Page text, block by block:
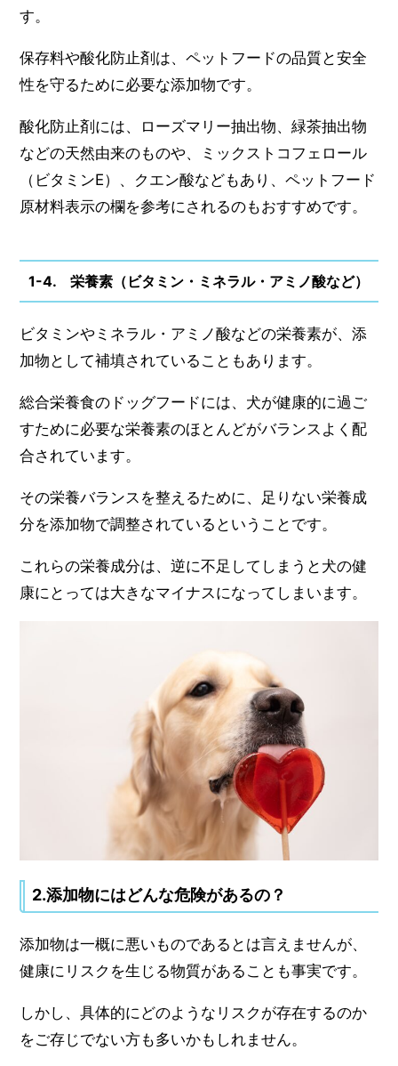
す。
保存料や酸化防止剤は、ペットフードの品質と安全
性を守るために必要な添加物です。
酸化防止剤には、ローズマリー抽出物、緑茶抽出物
などの天然由来のものや、ミックストコフェロール
（ビタミンE）、クエン酸などもあり、ペットフード
原材料表示の欄を参考にされるのもおすすめです。
1-4. 栄養素（ビタミン・ミネラル・アミノ酸など）
ビタミンやミネラル・アミノ酸などの栄養素が、添
加物として補填されていることもあります。
総合栄養食のドッグフードには、犬が健康的に過ご
すために必要な栄養素のほとんどがバランスよく配
合されています。
その栄養バランスを整えるために、足りない栄養成
分を添加物で調整されているということです。
これらの栄養成分は、逆に不足してしまうと犬の健
康にとっては大きなマイナスになってしまいます。
2.添加物にはどんな危険があるの？
添加物は一概に悪いものであるとは言えませんが、
健康にリスクを生じる物質があることも事実です。
しかし、具体的にどのようなリスクが存在するのか
をご存じでない方も多いかもしれません。